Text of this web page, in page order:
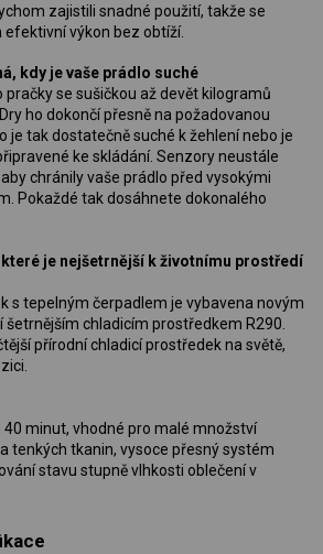
zajistili snadné použití, takže se
výkon bez obtíží.
kdy je vaše prádlo suché
pračky se sušičkou až devět kilogramů
ho dokončí přesně na požadovanou
je tak dostatečně suché k žehlení nebo je
ke skládání. Senzory neustále
chránily vaše prádlo před vysokými
Pokaždé tak dosáhnete dokonalého
je nejšetrnější k životnímu prostředí
s tepelným čerpadlem je vybavena novým
chladicím prostředkem R290.
přírodní chladicí prostředek na světě,
40 minut, vhodné pro malé množství
tenkých tkanin, vysoce přesný systém
stavu stupně vlhkosti oblečení v